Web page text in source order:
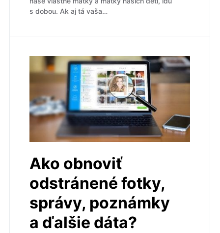
s dobou. Ak aj tá vaša…
Ako obnoviť
odstránené fotky,
správy, poznámky
a ďalšie dáta?